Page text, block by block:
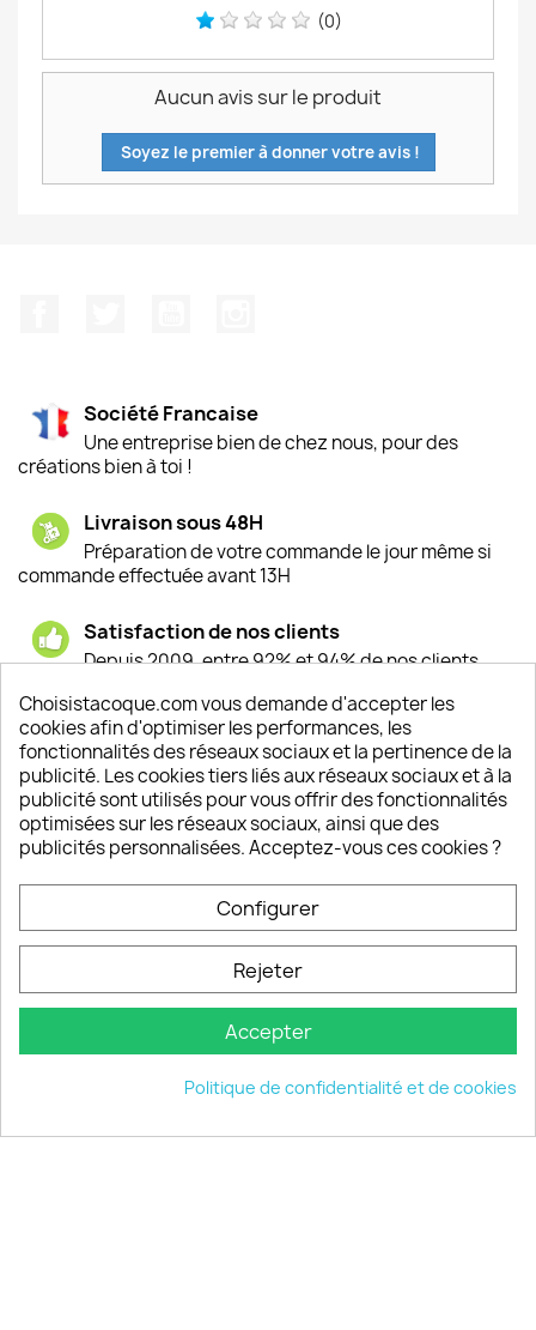
(0)
Aucun avis sur le produit
Soyez le premier à donner votre avis !
Société Francaise
Une entreprise bien de chez nous, pour des
créations bien à toi !
Livraison sous 48H
Préparation de votre commande le jour même si
commande effectuée avant 13H
Satisfaction de nos clients
Depuis 2009, entre 92% et 94% de nos clients
Un SAV à votre écoute
Notre SAV est disponible 6/7J de 10h à 18H
INFORMATIONS 
VOTRE COMPTE 
INFORMATIONS keyboard_arrow_down
© 2026 - choisistacoque.com
Choisistacoque.com vous demande d'accepter les
cookies afin d'optimiser les performances, les
fonctionnalités des réseaux sociaux et la pertinence de la
publicité. Les cookies tiers liés aux réseaux sociaux et à la
publicité sont utilisés pour vous offrir des fonctionnalités
optimisées sur les réseaux sociaux, ainsi que des
publicités personnalisées. Acceptez-vous ces cookies ?
Configurer
Rejeter
Accepter
Politique de confidentialité et de cookies